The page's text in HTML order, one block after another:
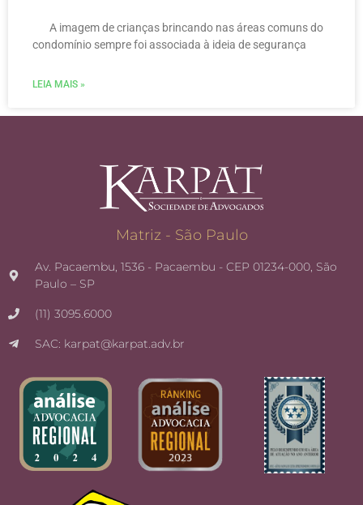
A imagem de crianças brincando nas áreas comuns do
condomínio sempre foi associada à ideia de segurança
LEIA MAIS »
Matriz - São Paulo
Av. Pacaembu, 1536 - Pacaembu - CEP 01234-000, São
Paulo – SP
(11) 3095.6000
SAC: karpat@karpat.adv.br